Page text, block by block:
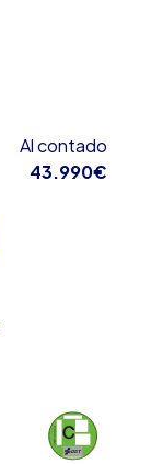
Al contado
43.990€